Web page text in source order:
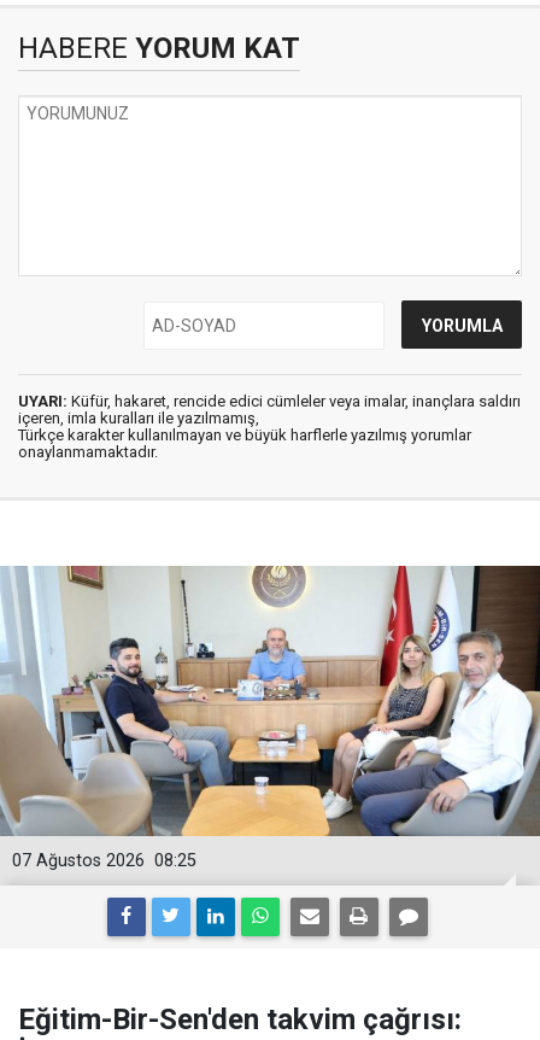
HABERE YORUM KAT
UYARI: Küfür, hakaret, rencide edici cümleler veya imalar, inançlara saldırı
içeren, imla kuralları ile yazılmamış,
Türkçe karakter kullanılmayan ve büyük harflerle yazılmış yorumlar
onaylanmamaktadır.
08:25
07 Ağustos 2026
Eğitim-Bir-Sen'den takvim çağrısı: